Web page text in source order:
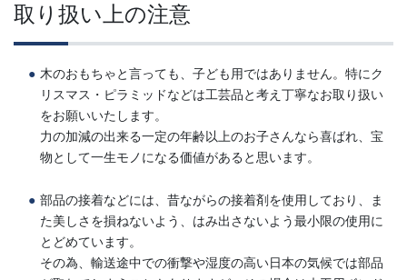
取り扱い上の注意
木のおもちゃと言っても、子ども用ではありません。特にク
リスマス・ピラミッドなどは工芸品と考え丁寧なお取り扱い
をお願いいたします。
力の加減の出来る一定の年齢以上のお子さんなら喜ばれ、宝
物として一生モノになる価値があると思います。
部品の接着などには、昔ながらの接着剤を使用しており、ま
た美しさを損ねないよう、はみ出さないよう最小限の使用に
とどめています。
その為、輸送途中での衝撃や湿度の高い日本の気候では部品